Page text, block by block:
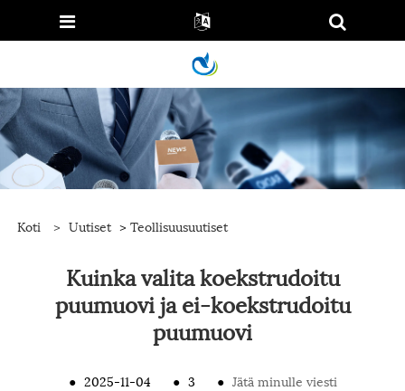
Koti > Uutiset > Teollisuusuutiset
Kuinka valita koekstrudoitu
puumuovi ja ei-koekstrudoitu
puumuovi
● 2025-11-04 ● 3 ● Jätä minulle viesti